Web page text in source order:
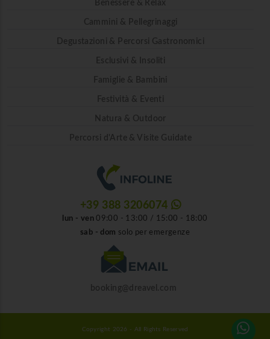
Benessere & Relax
Cammini & Pellegrinaggi
Degustazioni & Percorsi Gastronomici
Esclusivi & Insoliti
Famiglie & Bambini
Festività & Eventi
Natura & Outdoor
Percorsi d'Arte & Visite Guidate
+39 388 3206074
lun - ven09:00 - 13:00 / 15:00 - 18:00
sab - dom solo per emergenze
booking@dreavel.com
Copyright 2026 - All Rights Reserved